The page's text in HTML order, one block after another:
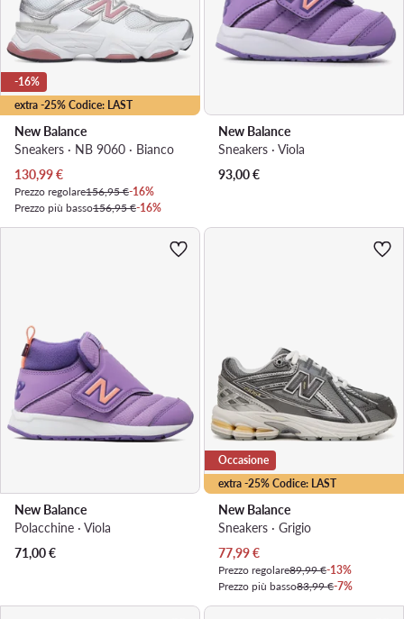
extra -25% Codice: LAST
-16%
New Balance
Sneakers · NB 9060 · Bianco
Prezzo attuale
130,99€
Prezzo regolare156,95 €-16%
Prezzo più basso156,95 €-16%
New Balance
Sneakers · Viola
93,00€
New Balance
Polacchine · Viola
71,00€
extra -25% Codice: LAST
Occasione
New Balance
Sneakers · Grigio
Prezzo attuale
77,99€
Prezzo regolare89,99 €-13%
Prezzo più basso83,99 €-7%